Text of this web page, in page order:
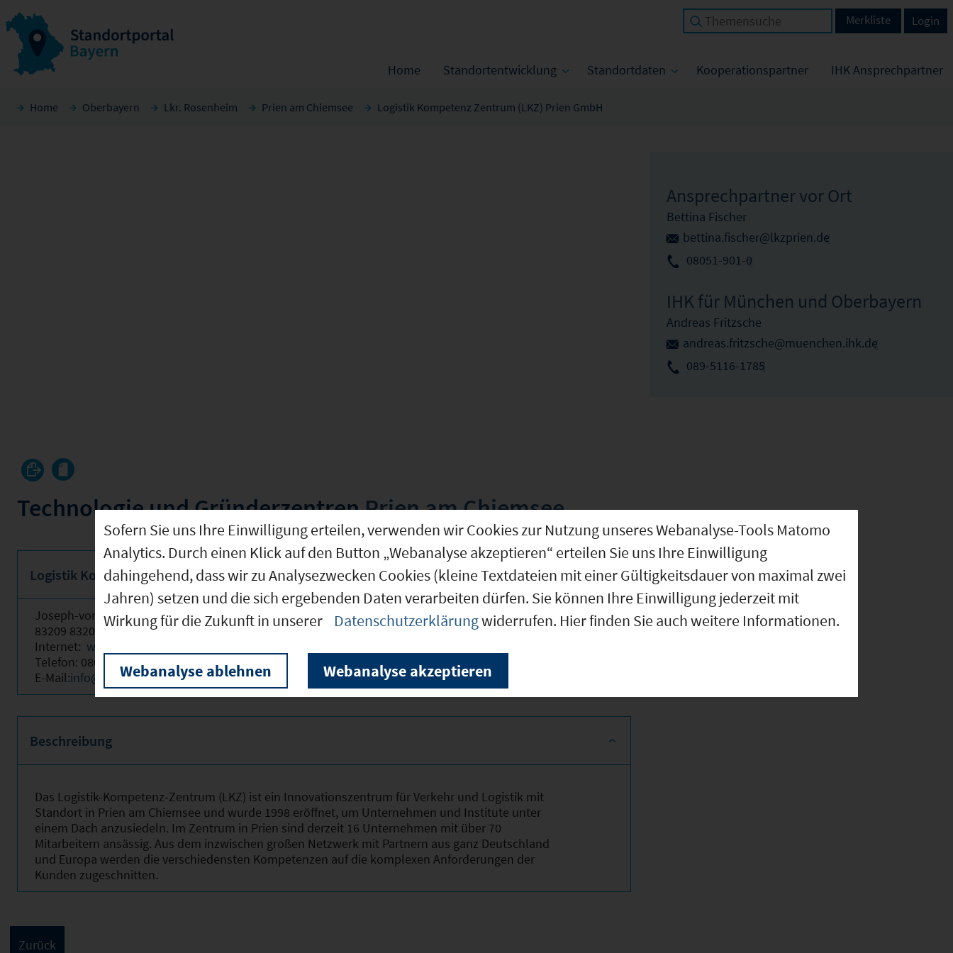
Home Standortentwicklung Standortdaten Kooperationspartner IHK Ansprechpartner
Login
Merkliste
Home Oberbayern Lkr. Rosenheim Prien am Chiemsee Logistik Kompetenz Zentrum (LKZ) Prien GmbH
Technologie und GründerzentrenPrien am Chiemsee
Logistik Kompetenz Zentrum (LKZ) Prien GmbH (09187162)
Joseph-von-Fraunhofer-Straße 9
83209 83209
Internet: www.lkzprien.de
Telefon: 08051/901-0
E-Mail:info@lkzprien.de
Beschreibung
Das Logistik-Kompetenz-Zentrum (LKZ) ist ein Innovationszentrum für Verkehr und Logistik mit
Standort in Prien am Chiemsee und wurde 1998 eröffnet, um Unternehmen und Institute unter
einem Dach anzusiedeln. Im Zentrum in Prien sind derzeit 16 Unternehmen mit über 70
Mitarbeitern ansässig. Aus dem inzwischen großen Netzwerk mit Partnern aus ganz Deutschland
und Europa werden die verschiedensten Kompetenzen auf die komplexen Anforderungen der
Kunden zugeschnitten.
Ansprechpartner vor Ort
Bettina Fischer
bettina.fischer@lkzprien.de
08051-901-0
IHK für München und Oberbayern
Andreas Fritzsche
andreas.fritzsche@muenchen.ihk.de
089-5116-1785
Sofern Sie uns Ihre Einwilligung erteilen, verwenden wir Cookies zur Nutzung unseres Webanalyse-Tools Matomo
Analytics. Durch einen Klick auf den Button „Webanalyse akzeptieren“ erteilen Sie uns Ihre Einwilligung
dahingehend, dass wir zu Analysezwecken Cookies (kleine Textdateien mit einer Gültigkeitsdauer von maximal zwei
Jahren) setzen und die sich ergebenden Daten verarbeiten dürfen. Sie können Ihre Einwilligung jederzeit mit
Wirkung für die Zukunft in unserer
Datenschutzerklärungwiderrufen. Hier finden Sie auch weitere Informationen.
Webanalyse ablehnen Webanalyse akzeptieren